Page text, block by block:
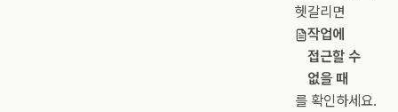
헷갈리면
작업에
접근할 수
없을 때
를 확인하세요.